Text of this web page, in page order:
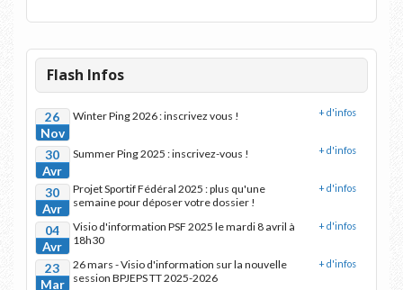
Flash Infos
26
Nov
Winter Ping 2026 : inscrivez vous ! + d'infos
30
Avr
Summer Ping 2025 : inscrivez-vous ! + d'infos
30
Avr
Projet Sportif Fédéral 2025 : plus qu'une
semaine pour déposer votre dossier !
+ d'infos
04
Avr
Visio d'information PSF 2025 le mardi 8 avril à
18h30
+ d'infos
23
Mar
26 mars - Visio d'information sur la nouvelle
session BPJEPS TT 2025-2026
+ d'infos